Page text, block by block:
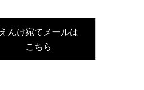
えんけ宛てメールは
こちら